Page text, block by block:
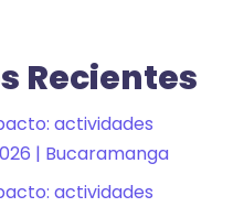
Recientes
actividades
| Bucaramanga
actividades